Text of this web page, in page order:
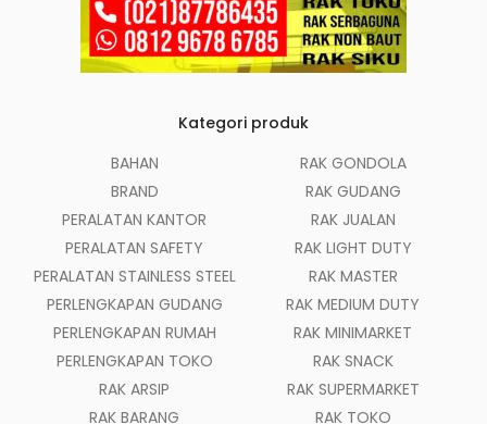
Kategori produk
BAHAN
BRAND
PERALATAN KANTOR
PERALATAN SAFETY
PERALATAN STAINLESS STEEL
PERLENGKAPAN GUDANG
PERLENGKAPAN RUMAH
PERLENGKAPAN TOKO
RAK ARSIP
RAK BARANG
RAK GONDOLA
RAK GUDANG
RAK JUALAN
RAK LIGHT DUTY
RAK MASTER
RAK MEDIUM DUTY
RAK MINIMARKET
RAK SNACK
RAK SUPERMARKET
RAK TOKO